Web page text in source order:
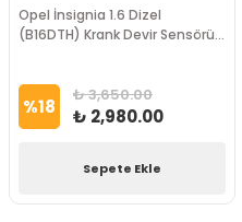
Opel İnsignia 1.6 Dizel
(B16DTH) Krank Devir Sensörü
%18 ₺ 3,650.00
₺ 2,980.00
Sepete Ekle